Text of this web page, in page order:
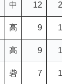
中 12
高 9
高 9
砦 7